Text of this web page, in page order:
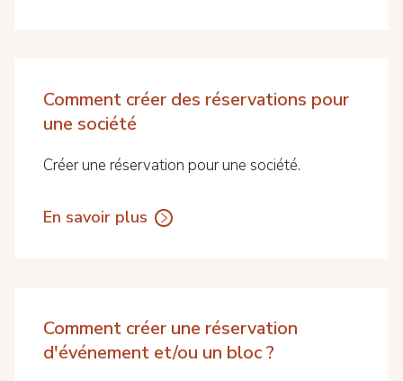
Comment créer des réservations pour
une société
Créer une réservation pour une société.
En savoir plus
Comment créer une réservation
d'événement et/ou un bloc ?